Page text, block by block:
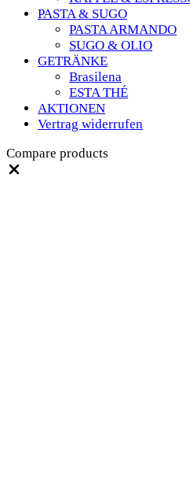
PASTA & SUGO
PASTA ARMANDO
SUGO & OLIO
GETRÄNKE
Brasilena
ESTA THÉ
AKTIONEN
Vertrag widerrufen
Compare products